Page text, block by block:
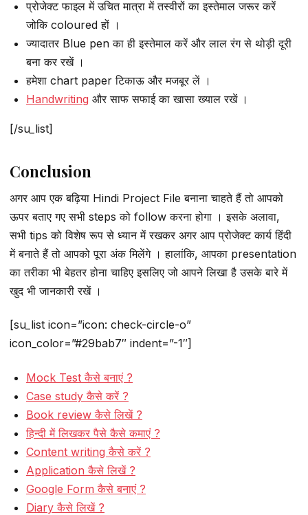
प्रोजेक्ट फाइल में उचित मात्रा में तस्वीरों का इस्तेमाल जरूर करें
जोकि coloured हों ।
ज्यादातर Blue pen का ही इस्तेमाल करें और लाल रंग से थोड़ी दूरी
बना कर रखें ।
हमेशा chart paper टिकाऊ और मजबूर लें ।
Handwriting और साफ सफाई का खासा ख्याल रखें ।
[/su_list]
Conclusion
अगर आप एक बढ़िया Hindi Project File बनाना चाहते हैं तो आपको
ऊपर बताए गए सभी steps को follow करना होगा । इसके अलावा,
सभी tips को विशेष रूप से ध्यान में रखकर अगर आप प्रोजेक्ट कार्य हिंदी
में बनाते हैं तो आपको पूरा अंक मिलेंगे । हालांकि, आपका presentation
का तरीका भी बेहतर होना चाहिए इसलिए जो आपने लिखा है उसके बारे में
खुद भी जानकारी रखें ।
[su_list icon=”icon: check-circle-o”
icon_color=”#29bab7″ indent=”-1″]
Mock Test कैसे बनाएं ?
Case study कैसे करें ?
Book review कैसे लिखें ?
हिन्दी में लिखकर पैसे कैसे कमाएं ?
Content writing कैसे करें ?
Application कैसे लिखें ?
Google Form कैसे बनाएं ?
Diary कैसे लिखें ?